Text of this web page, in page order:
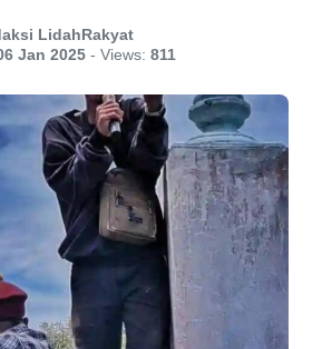
LidahRakyat
Jan 2025 - Views: 811